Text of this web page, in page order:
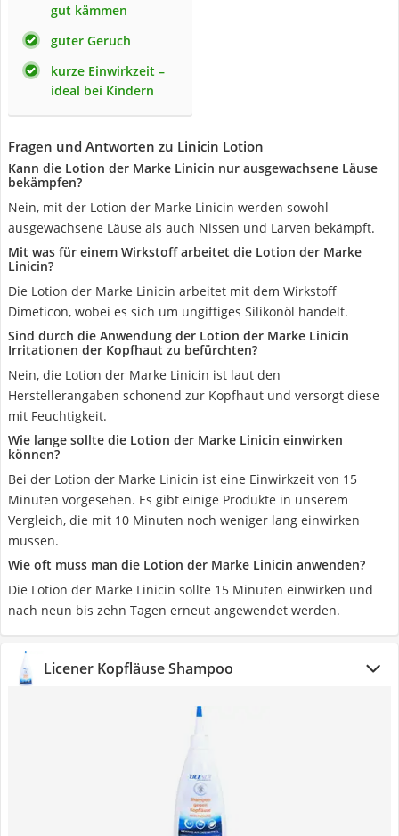
gut kämmen
guter Geruch
kurze Einwirkzeit –
ideal bei Kindern
Fragen und Antworten zu Linicin Lotion
Kann die Lotion der Marke Linicin nur ausgewachsene Läuse
bekämpfen?
Nein, mit der Lotion der Marke Linicin werden sowohl
ausgewachsene Läuse als auch Nissen und Larven bekämpft.
Mit was für einem Wirkstoff arbeitet die Lotion der Marke
Linicin?
Die Lotion der Marke Linicin arbeitet mit dem Wirkstoff
Dimeticon, wobei es sich um ungiftiges Silikonöl handelt.
Sind durch die Anwendung der Lotion der Marke Linicin
Irritationen der Kopfhaut zu befürchten?
Nein, die Lotion der Marke Linicin ist laut den
Herstellerangaben schonend zur Kopfhaut und versorgt diese
mit Feuchtigkeit.
Wie lange sollte die Lotion der Marke Linicin einwirken
können?
Bei der Lotion der Marke Linicin ist eine Einwirkzeit von 15
Minuten vorgesehen. Es gibt einige Produkte in unserem
Vergleich, die mit 10 Minuten noch weniger lang einwirken
müssen.
Wie oft muss man die Lotion der Marke Linicin anwenden?
Die Lotion der Marke Linicin sollte 15 Minuten einwirken und
nach neun bis zehn Tagen erneut angewendet werden.
Licener Kopfläuse Shampoo